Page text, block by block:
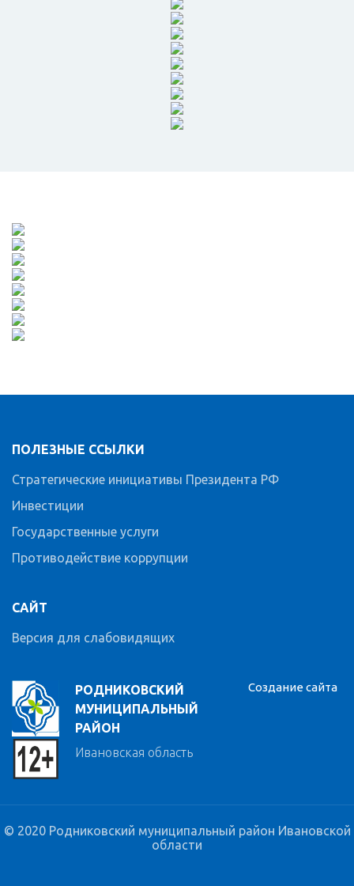
РОДНИКОВСКИЙ
МУНИЦИПАЛЬНЫЙ
РАЙОН
Ивановская область
ПОЛЕЗНЫЕ ССЫЛКИ
Стратегические инициативы Президента РФ
Инвестиции
Государственные услуги
Противодействие коррупции
САЙТ
Версия для слабовидящих
Создание сайта
© 2020 Родниковский муниципальный район Ивановской
области